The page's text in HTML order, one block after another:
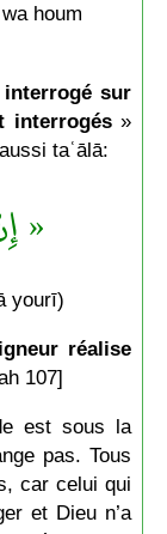
houm
interrogé sur
interrogés»
taʿālā:
«
yourī)
réalise
107]
est sous la
pas. Tous
car celui qui
et Dieu n’a